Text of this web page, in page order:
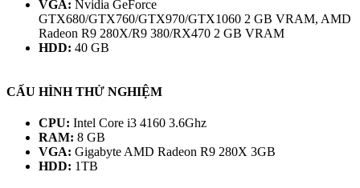
VGA: Nvidia GeForce
GTX680/GTX760/GTX970/GTX1060 2 GB VRAM, AMD
Radeon R9 280X/R9 380/RX470 2 GB VRAM
HDD: 40 GB
CẤU HÌNH THỬ NGHIỆM
CPU: Intel Core i3 4160 3.6Ghz
RAM: 8 GB
VGA: Gigabyte AMD Radeon R9 280X 3GB
HDD: 1TB